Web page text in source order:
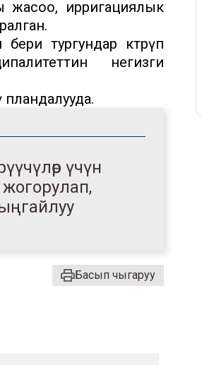
жасоо, ирригациялык
тургундар көтөрүп
негизги
үчүн
Басып чыгаруу